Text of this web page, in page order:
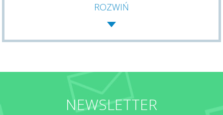
ROZWIŃ
NEWSLETTER